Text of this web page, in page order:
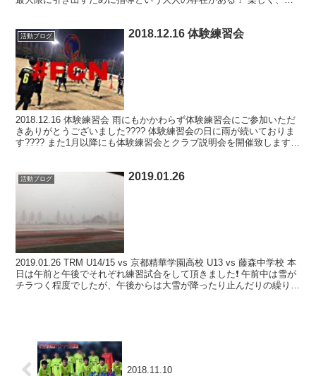
活動ブログ 2018.12.16 体験練習会
2018.12.16 体験練習会 雨にもかかわらず体験練習会にご参加いただ
きありがとうございました???? 体験練習会の日に雨が続いておりま
す???? また1月以降にも体験練習会とクラブ説明会を開催致します❗️
活動ブログ 2019.01.26
2019.01.26 TRM U14/15 vs 京都精華学園高校 U13 vs 藤森中学校 本
日は午前と午後でそれぞれ練習試合をして頂きました❗️ 午前中は雪が
チラつく程度でしたが、午後からは大雪が降ったり止んだりの繰り返
2018.11.10